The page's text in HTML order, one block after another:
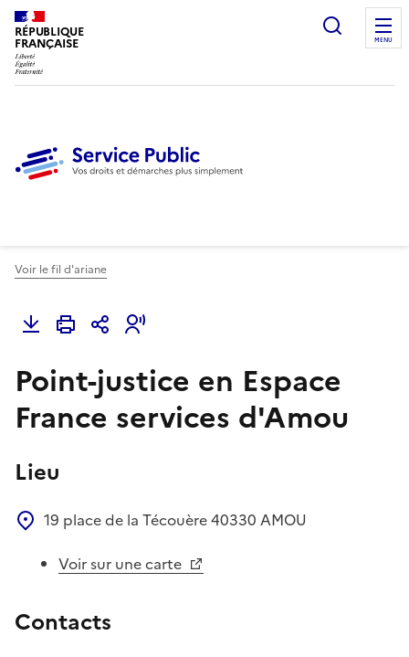
RÉPUBLIQUE
FRANÇAISE
Ouvrir
MENU
Voir le fil d'ariane
Point-justice en Espace
France services d'Amou
Lieu
19 place de la Técouère40330 AMOU
Voir sur une carte
Contacts